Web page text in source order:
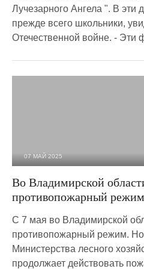
Лучезарного Ангела ". В эти
прежде всего школьники,
Отечественной войне. - Эти
07 МАЙ 2025
Во Владимирской
противопожарный режим
С 7 мая во Владимирской
противопожарный режим.
Министерства лесного
продолжает действовать